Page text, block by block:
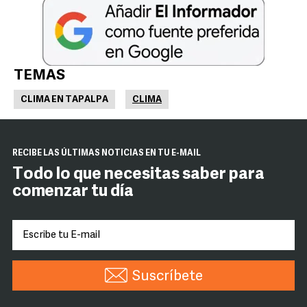
TEMAS
CLIMA EN TAPALPA CLIMA
RECIBE LAS ÚLTIMAS NOTICIAS EN TU E-MAIL
Todo lo que necesitas saber para
comenzar tu día
Suscríbete